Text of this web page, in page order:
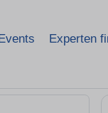
Experten